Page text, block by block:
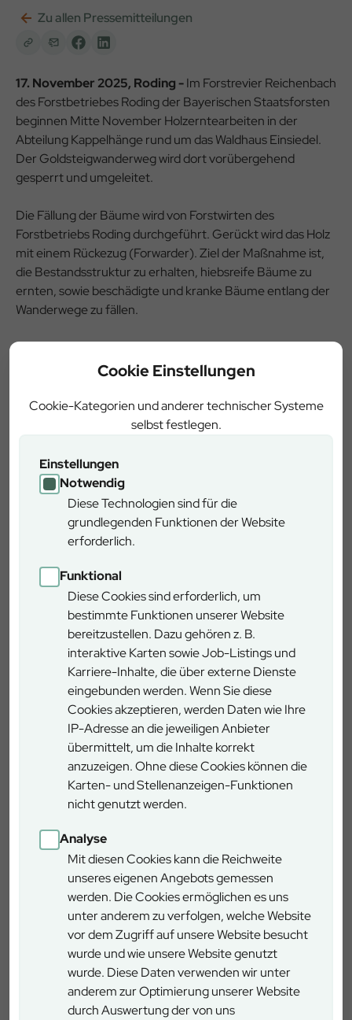
Cookie Einstellungen
Cookie-Kategorien und anderer technischer Systeme
selbst festlegen.
Einstellungen
Notwendig
Diese Technologien sind für die
grundlegenden Funktionen der Website
erforderlich.
Funktional
Diese Cookies sind erforderlich, um
bestimmte Funktionen unserer Website
bereitzustellen. Dazu gehören z. B.
interaktive Karten sowie Job-Listings und
Karriere-Inhalte, die über externe Dienste
eingebunden werden. Wenn Sie diese
Cookies akzeptieren, werden Daten wie Ihre
IP-Adresse an die jeweiligen Anbieter
übermittelt, um die Inhalte korrekt
anzuzeigen. Ohne diese Cookies können die
Karten- und Stellenanzeigen-Funktionen
nicht genutzt werden.
Analyse
Mit diesen Cookies kann die Reichweite
unseres eigenen Angebots gemessen
werden. Die Cookies ermöglichen es uns
unter anderem zu verfolgen, welche Website
vor dem Zugriff auf unsere Website besucht
wurde und wie unsere Website genutzt
wurde. Diese Daten verwenden wir unter
anderem zur Optimierung unserer Website
durch Auswertung der von uns
Zu allen Pressemitteilungen
17. November 2025, Roding -Im Forstrevier Reichenbach
des Forstbetriebes Roding der Bayerischen Staatsforsten
beginnen Mitte November Holzerntearbeiten in der
Abteilung Kappelhänge rund um das Waldhaus Einsiedel.
Der Goldsteigwanderweg wird dort vorübergehend
gesperrt und umgeleitet.
Die Fällung der Bäume wird von Forstwirten des
Forstbetriebs Roding durchgeführt. Gerückt wird das Holz
mit einem Rückezug (Forwarder). Ziel der Maßnahme ist,
die Bestandsstruktur zu erhalten, hiebsreife Bäume zu
ernten, sowie beschädigte und kranke Bäume entlang der
Wanderwege zu fällen.
Um Beeinträchtigungen für den Erholungs- und
Fremdenverkehr möglichst gering zu halten, wurden die
Arbeiten in das „besucherarme“ Winterhalbjahr verlegt.
Damit eine Gefährdung der Waldbesucher durch diese
Holzerntearbeiten ausgeschlossen wird, müssen Wege und
werden.
Ebenso muss zeitweise die Straße zum Parkplatz vor dem
Waldhausgelände gesperrt werden. Diese Absperrungen
sind durch Sperrbänder und entsprechende
alle Waldbesucher, diese Sperrungen unbedingt zu
beachten, da bei einem Betreten der gesperrten Bereiche
Lebensgefahr durch umstürzende Bäume und
herabfallende Äste besteht. An den Wochenenden werden
die Absperrungen im Regelfall entfernt.
Durch die Rückung und Abfuhr des Holzes können – je
nach Witterung – auch Schäden an den Wegen entstehen.
Nach Abschluss der Arbeiten werden diese Schäden durch
den Forstbetrieb wieder behoben und die Wege wieder in
ihren guten Ausgangszustand gebracht.
Für die mit diesen Holzerntearbeiten zwangsläufig
Bevölkerung und den Erholungsverkehr bittet der
Forstbetrieb um Verständnis. Nach Abschluss der
Arbeiten im Januar 2026 können dann alle wieder ihren
heimatnahen Erholungswald uneingeschränkt genießen.
Hauptstraße 21, 93426 Roding